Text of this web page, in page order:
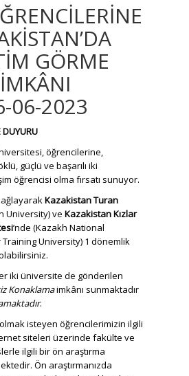
GÖRME
İMKÂNI
06-2023
DUYURU
öğrencilerine,
güçlü ve başarılı iki
öğrencisi olma fırsatı sunuyor.
Kazakistan Turan
University) ve Kazakistan Kızlar
’nde (Kazakh National
University) 1 dönemlik
iki üniversite de gönderilen
Konaklamaimkânı sunmaktadır
.
isteyen öğrencilerimizin ilgili
siteleri üzerinde fakülte ve
ilgili bir ön araştırma
Ön araştırmanızda